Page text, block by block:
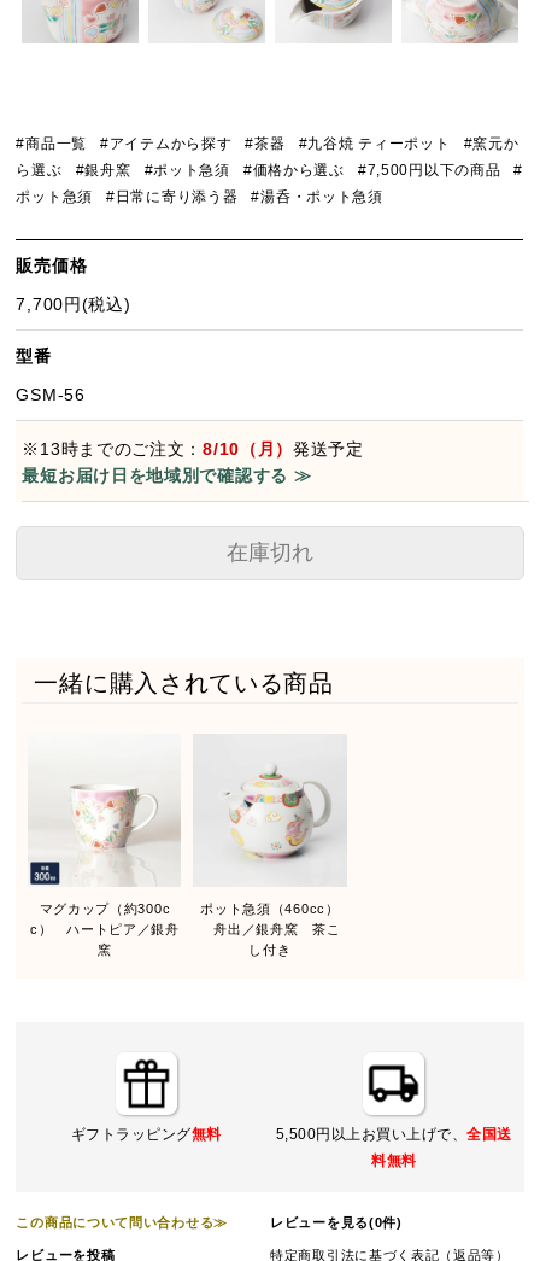
#商品一覧 #アイテムから探す #茶器 #九谷焼 ティーポット
#窯元か
ら選ぶ
#銀舟窯 #ポット急須 #価格から選ぶ #7,500円以下の商品
#
ポット急須
#日常に寄り添う器 #湯呑・ポット急須
販売価格
7,700円(税込)
型番
GSM-56
※13時までのご注文：8/10（月）発送予定
最短お届け日を地域別で確認する ≫
在庫切れ
一緒に購入されている商品
マグカップ（約300c
c） ハートピア／銀舟
窯
ポット急須（460cc）
舟出／銀舟窯 茶こ
し付き
ギフトラッピング無料 5,500円以上お買い上げで、全国送
料無料
この商品について問い合わせる≫ レビューを見る(0件)
レビューを投稿 特定商取引法に基づく表記（返品等）